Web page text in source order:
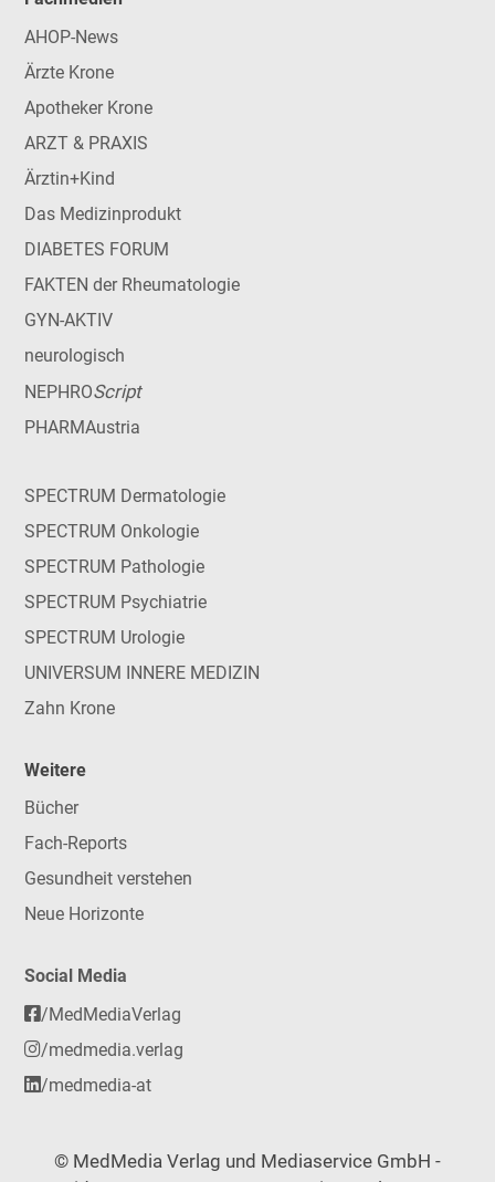
AHOP-News
Ärzte Krone
Apotheker Krone
ARZT & PRAXIS
Ärztin+Kind
Das Medizinprodukt
DIABETES FORUM
FAKTEN der Rheumatologie
GYN-AKTIV
neurologisch
NEPHROScript
PHARMAustria
SPECTRUM Dermatologie
SPECTRUM Onkologie
SPECTRUM Pathologie
SPECTRUM Psychiatrie
SPECTRUM Urologie
UNIVERSUM INNERE MEDIZIN
Zahn Krone
Weitere
Bücher
Fach-Reports
Gesundheit verstehen
Neue Horizonte
Social Media
/MedMediaVerlag
/medmedia.verlag
/medmedia-at
© MedMedia Verlag und Mediaservice GmbH -